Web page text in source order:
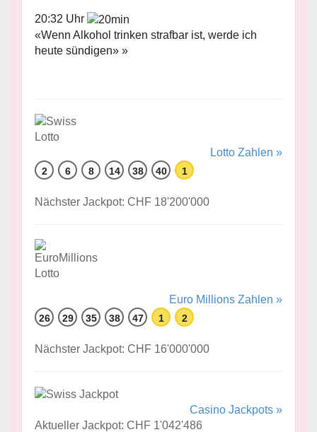
20:32 Uhr
«Wenn Alkohol trinken strafbar ist, werde ich
heute sündigen» »
Lotto Zahlen »
2 6 8 14 38 40 1
Nächster Jackpot: CHF 18'200'000
Euro Millions Zahlen »
26 29 35 38 47 1 2
Nächster Jackpot: CHF 16'000'000
Casino Jackpots »
Aktueller Jackpot: CHF 1'042'486